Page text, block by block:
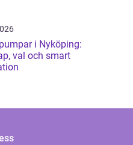
i Nyköping:
val och smart